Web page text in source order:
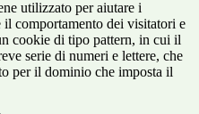
utilizzato per aiutare i
comportamento dei visitatori e
cookie di tipo pattern, in cui il
serie di numeri e lettere, che
per il dominio che imposta il